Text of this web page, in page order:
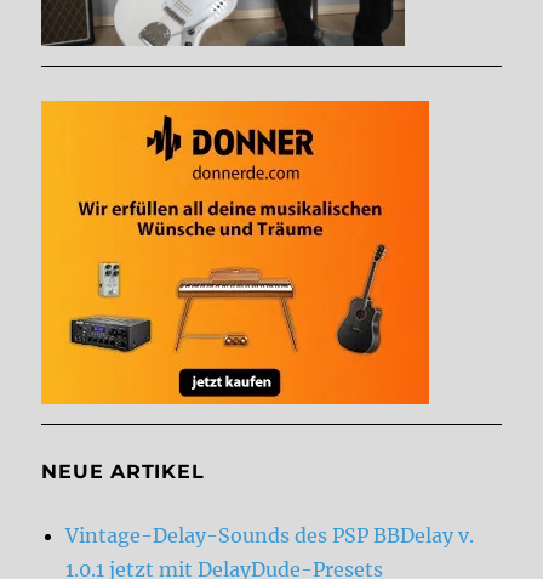
NEUE ARTIKEL
Vintage-Delay-Sounds des PSP BBDelay v.
1.0.1 jetzt mit DelayDude-Presets